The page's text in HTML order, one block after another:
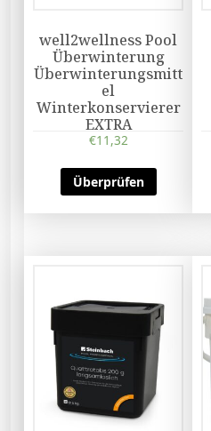
well2wellness Pool
Überwinterung
Überwinterungsmitt
el
Winterkonservierer
EXTRA
€11,32
Überprüfen